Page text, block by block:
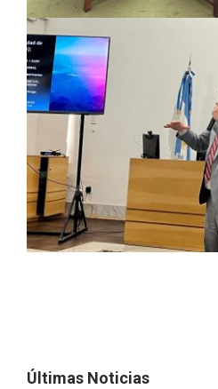
Últimas Noticias